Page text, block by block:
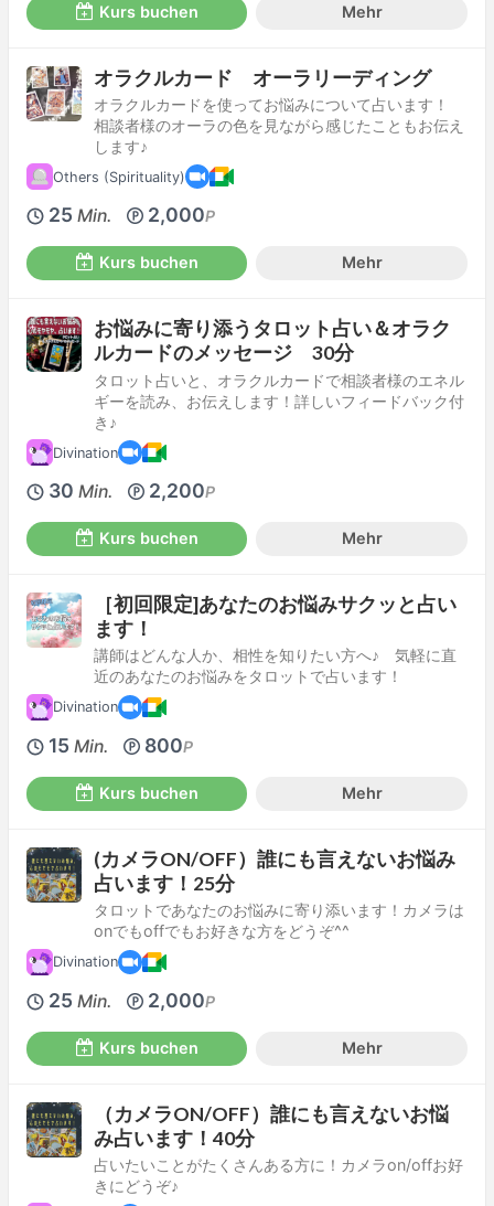
Kurs buchen Mehr
オラクルカード オーラリーディング
オラクルカードを使ってお悩みについて占います！
相談者様のオーラの色を見ながら感じたこともお伝え
します♪
Others (Spirituality)
25 Min. 2,000P
Kurs buchen Mehr
お悩みに寄り添うタロット占い＆オラク
ルカードのメッセージ 30分
タロット占いと、オラクルカードで相談者様のエネル
ギーを読み、お伝えします！詳しいフィードバック付
き♪
Divination
30 Min. 2,200P
Kurs buchen Mehr
［初回限定]あなたのお悩みサクッと占い
ます！
講師はどんな人か、相性を知りたい方へ♪ 気軽に直
近のあなたのお悩みをタロットで占います！
Divination
15 Min. 800P
Kurs buchen Mehr
(カメラON/OFF）誰にも言えないお悩み
占います！25分
タロットであなたのお悩みに寄り添います！カメラは
onでもoffでもお好きな方をどうぞ^^
Divination
25 Min. 2,000P
Kurs buchen Mehr
（カメラON/OFF）誰にも言えないお悩
み占います！40分
占いたいことがたくさんある方に！カメラon/offお好
きにどうぞ♪